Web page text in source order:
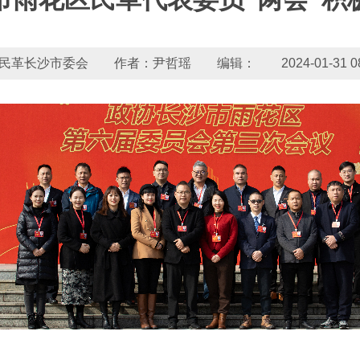
民革长沙市委会 作者：尹哲瑶 编辑： 2024-01-31